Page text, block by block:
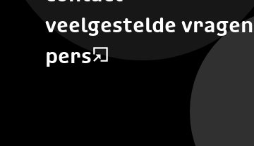
veelgestelde vragen
pers